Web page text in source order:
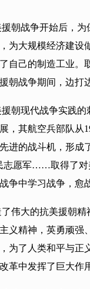
朝战争开始后，
为大规模经济建设
自己的制造工业。
朝战争期间，边打
朝现代战争实践
，其航空兵部队从
进的战斗机，形成
志愿军……取得了对
争中学习战争，愈
伟大的抗美援朝
义精神，英勇顽强
为了人类和平与正
革中发挥了巨大作